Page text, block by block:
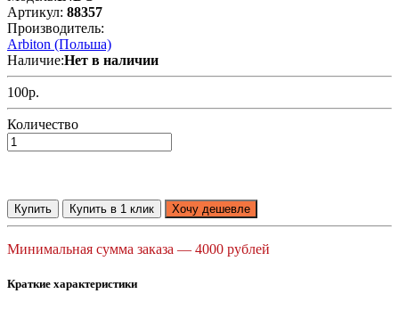
Артикул: 88357
Производитель:
Arbiton (Польша)
Наличие:Нет в наличии
100р.
Количество
Купить Купить в 1 клик Хочу дешевле
Минимальная сумма заказа — 4000 рублей
Краткие характеристики